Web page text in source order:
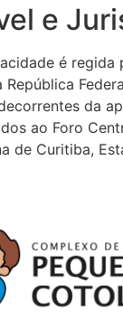
e
é regida
da
ao Foro
de Curitiba,